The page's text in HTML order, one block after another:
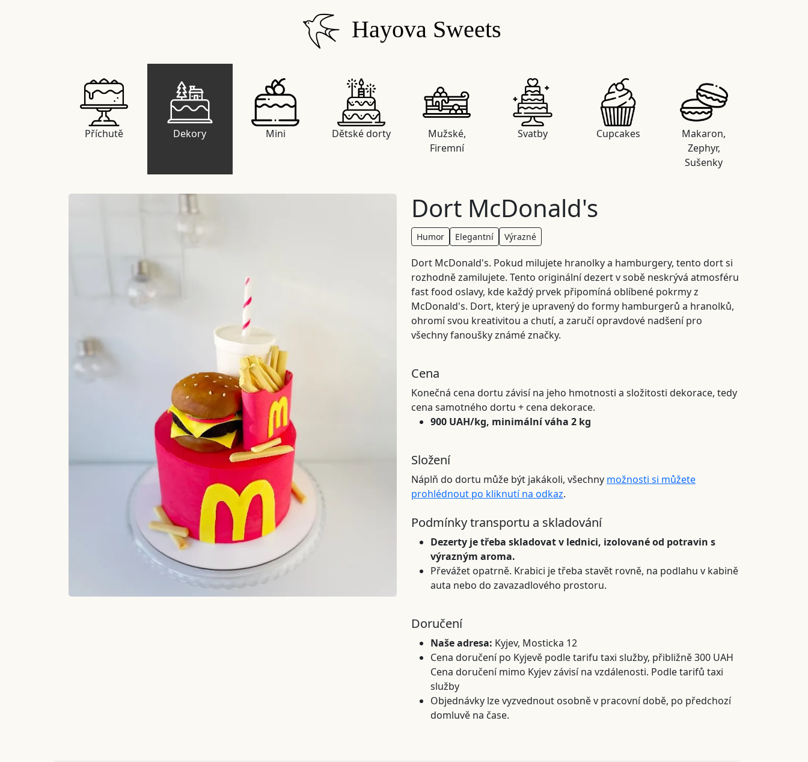
Hayova Sweets
Příchutě Dekory Mini Dětské dorty
Mužské,
Firemní
Svatby Cupcakes
Makaron,
Zephyr,
Sušenky
Dort McDonald's
Humor Elegantní Výrazné
Dort McDonald's. Pokud milujete hranolky a hamburgery, tento dort si
rozhodně zamilujete. Tento originální dezert v sobě neskrývá atmosféru
fast food oslavy, kde každý prvek připomíná oblíbené pokrmy z
McDonald's. Dort, který je upravený do formy hamburgerů a hranolků,
ohromí svou kreativitou a chutí, a zaručí opravdové nadšení pro
všechny fanoušky známé značky.
Cena
Konečná cena dortu závisí na jeho hmotnosti a složitosti dekorace, tedy
cena samotného dortu + cena dekorace.
900 UAH/kg, minimální váha 2 kg
Složení
Náplň do dortu může být jakákoli, všechny možnosti si můžete
prohlédnout po kliknutí na odkaz.
Podmínky transportu a skladování
Dezerty je třeba skladovat v lednici, izolované od potravin s
výrazným aroma.
Převážet opatrně. Krabici je třeba stavět rovně, na podlahu v kabině
auta nebo do zavazadlového prostoru.
Doručení
Naše adresa: Kyjev, Mosticka 12
Cena doručení po Kyjevě podle tarifu taxi služby, přibližně 300 UAH
Cena doručení mimo Kyjev závisí na vzdálenosti. Podle tarifů taxi
služby
Objednávky lze vyzvednout osobně v pracovní době, po předchozí
domluvě na čase.